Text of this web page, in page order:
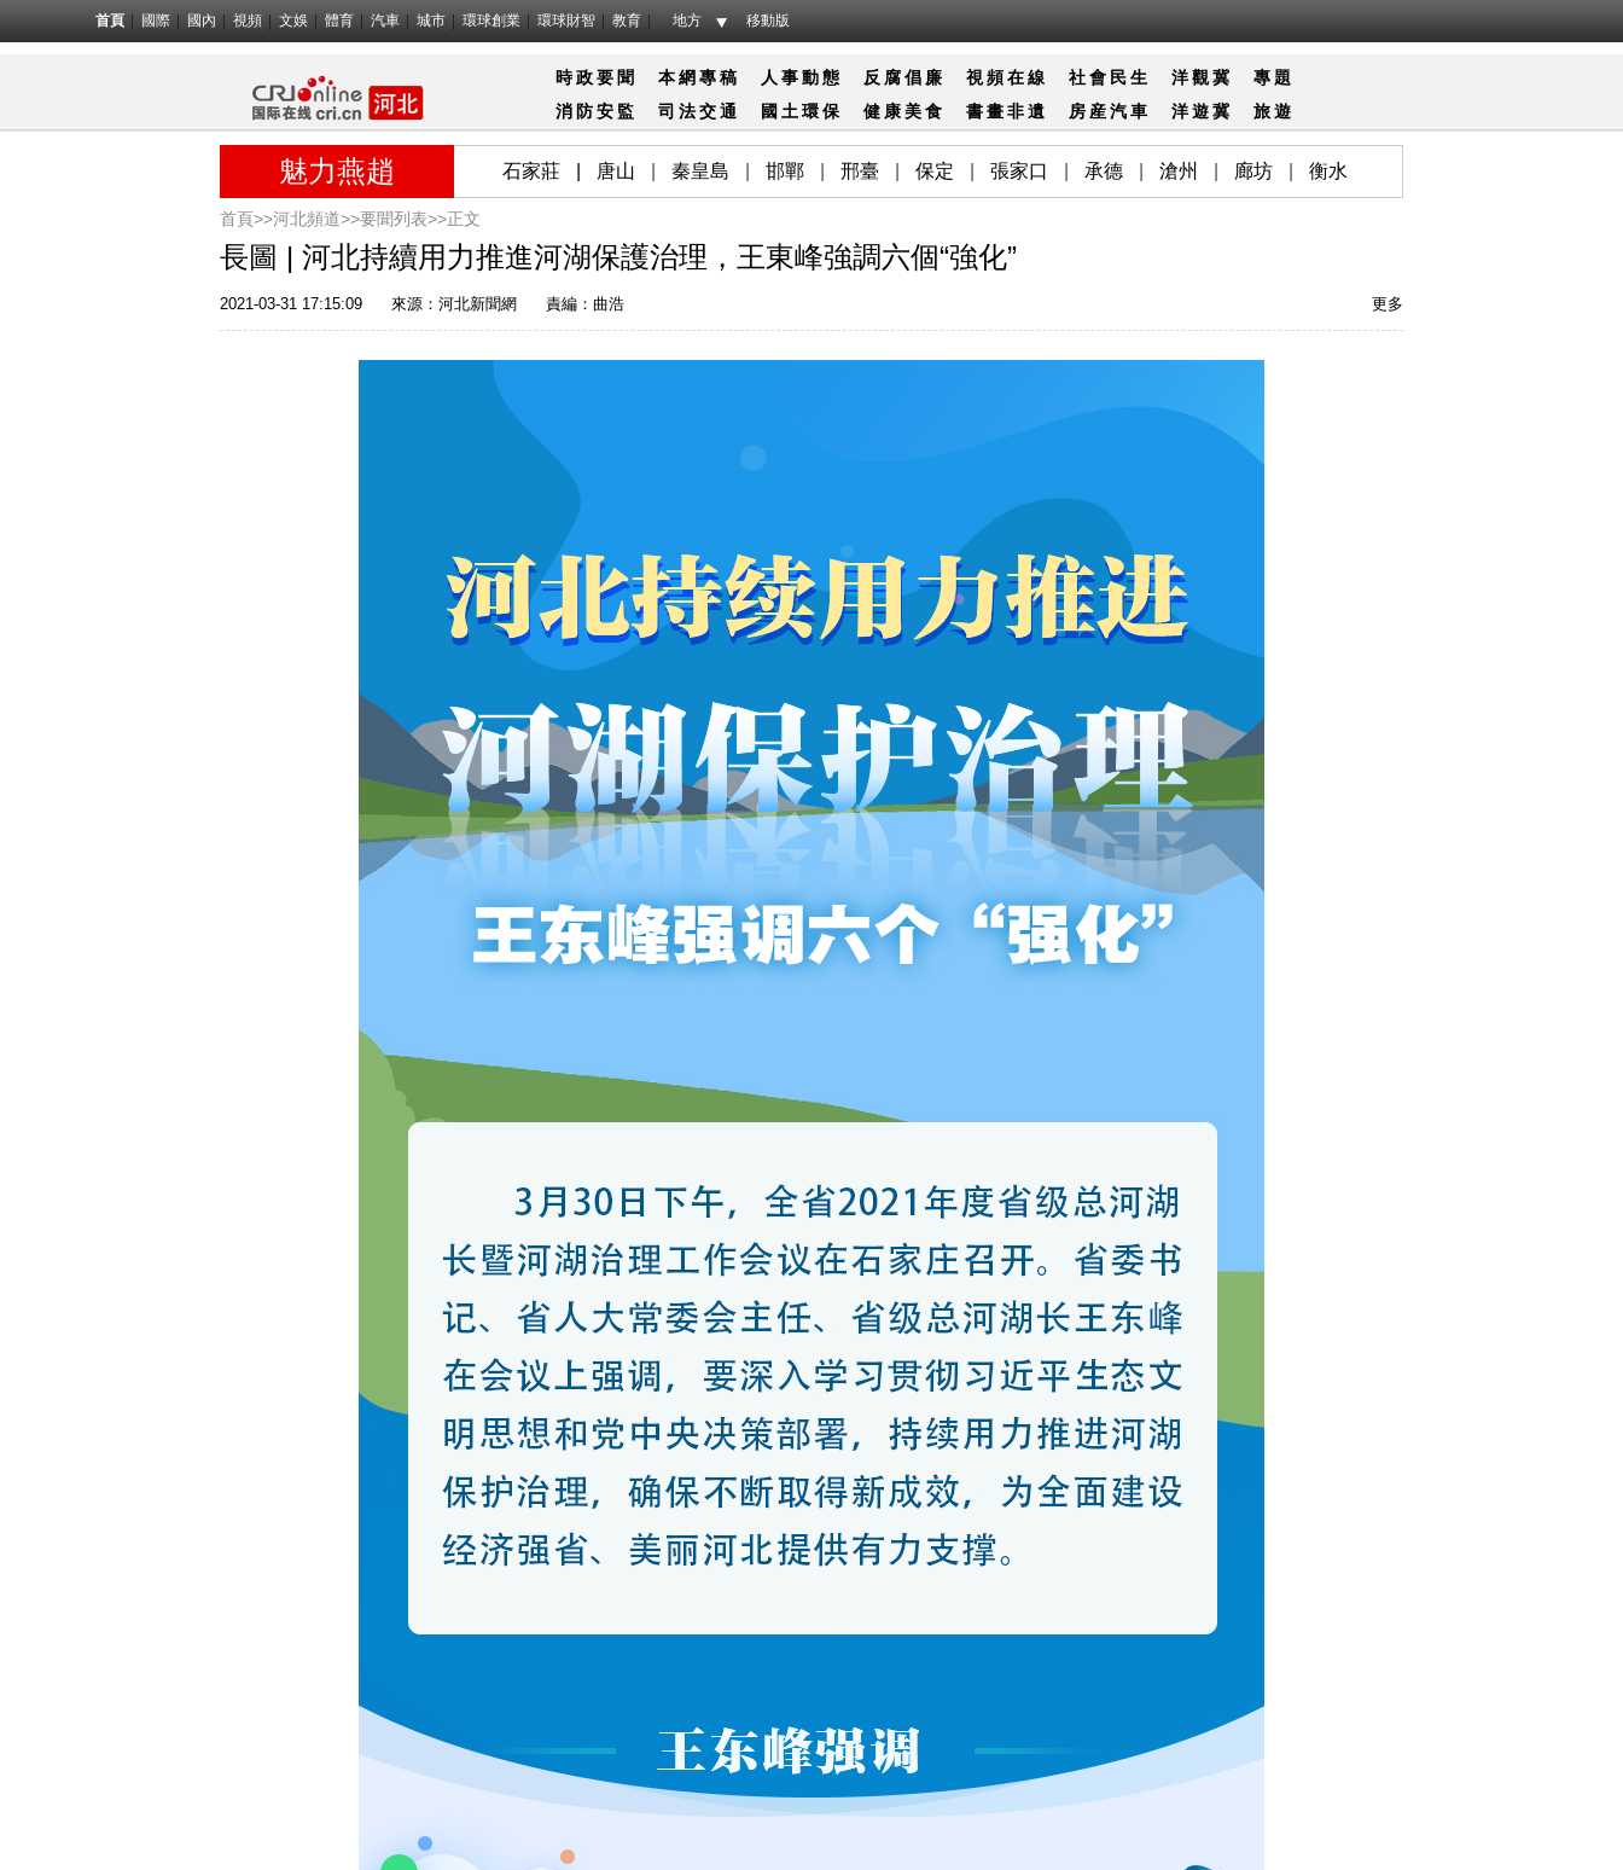
首頁 國際 國內 視頻 文娛 體育 汽車 城市 環球創業 環球財智 教育 地方 移動版
時政要聞 本網專稿 人事動態 反腐倡廉 視頻在線 社會 民生 洋觀冀
專題
消防安監 司法交通 國土 環保 健康美食 書畫非遺 房産汽車 洋遊冀 旅遊
魅力燕趙 石家莊 唐山 秦皇島 邯鄲 邢臺 保定 張家口 承德 滄州 廊坊 衡水
首頁>>河北頻道>>要聞列表>>正文
長圖 | 河北持續用力推進河湖保護治理，王東峰強調六個“強化”
2021-03-31 17:15:09 來源： 河北新聞網 責編：曲浩 更多